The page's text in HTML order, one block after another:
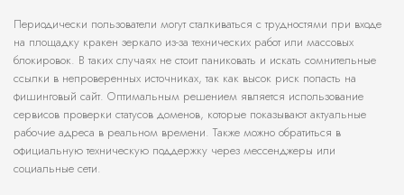
Периодически пользователи могут сталкиваться с трудностями при входе
на площадку кракен зеркало из-за технических работ или массовых
блокировок. В таких случаях не стоит паниковать и искать сомнительные
ссылки в непроверенных источниках, так как высок риск попасть на
фишинговый сайт. Оптимальным решением является использование
сервисов проверки статусов доменов, которые показывают актуальные
рабочие адреса в реальном времени. Также можно обратиться в
официальную техническую поддержку через мессенджеры или
социальные сети.